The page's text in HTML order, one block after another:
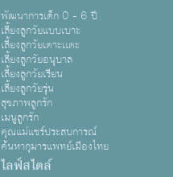
พัฒนาการเด็ก 0 - 6 ปี
เลี้ยงลูกวัยแบบเบาะ
เลี้ยงลูกวัยเตาะเเตะ
เลี้ยงลูกวัยอนุบาล
เลี้ยงลูกวัยเรียน
เลี้ยงลูกวัยรุ่น
สุขภาพลูกรัก
เมนูลูกรัก
คุณแม่แชร์ประสบการณ์
ค้นหากุมารแพทย์เมืองไทย
ไลฟ์สไตล์